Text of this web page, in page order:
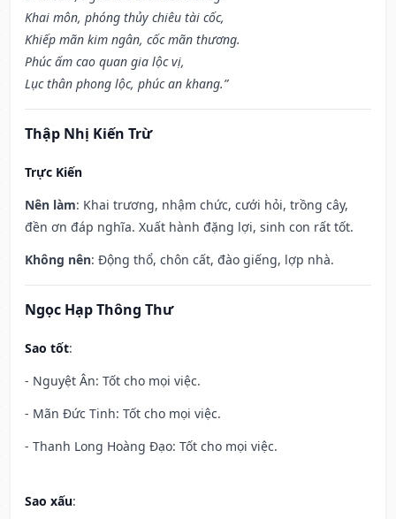
Khai môn, phóng thủy chiêu tài cốc,
Khiếp mãn kim ngân, cốc mãn thương.
Phúc ấm cao quan gia lộc vị,
Lục thân phong lộc, phúc an khang.”
Thập Nhị Kiến Trừ
Trực Kiến
Nên làm: Khai trương, nhậm chức, cưới hỏi, trồng cây,
đền ơn đáp nghĩa. Xuất hành đặng lợi, sinh con rất tốt.
Không nên: Động thổ, chôn cất, đào giếng, lợp nhà.
Ngọc Hạp Thông Thư
Sao tốt:
- Nguyệt Ân: Tốt cho mọi việc.
- Mãn Đức Tinh: Tốt cho mọi việc.
- Thanh Long Hoàng Đạo: Tốt cho mọi việc.
Sao xấu: